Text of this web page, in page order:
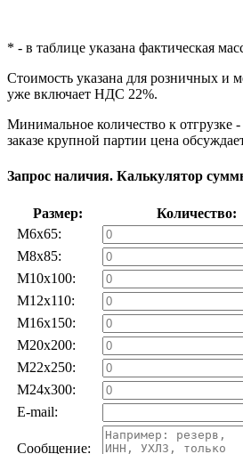
* - в таблице указана фактическая
Стоимость указана для розничных и
уже включает НДС 22%.
Минимальное количество к отгрузке
заказе крупной партии цена
Запрос наличия. Калькулятор
Размер:
Количество:
М6х65:
М8х85:
М10х100:
М12х110:
М16х150:
М20х200:
М22х250:
М24х300:
E-mail:
Сообщение: